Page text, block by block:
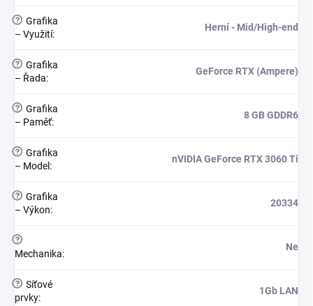
? Grafika
– Využití:
Herní - Mid/High-end
? Grafika
– Řada:
GeForce RTX (Ampere)
? Grafika
– Paměť:
8 GB GDDR6
? Grafika
– Model :
nVIDIA GeForce RTX 3060 Ti
? Grafika
– Výkon:
20334
?
Mechanika:
Ne
? Síťové
prvky:
1Gb LAN